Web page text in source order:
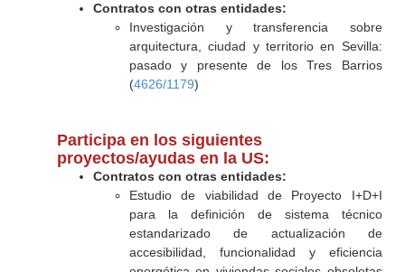
Contratos con otras entidades:
Investigación y transferencia sobre
arquitectura, ciudad y territorio en Sevilla:
pasado y presente de los Tres Barrios
(4626/1179)
Participa en los siguientes
proyectos/ayudas en la US:
Contratos con otras entidades:
Estudio de viabilidad de Proyecto I+D+I
para la definición de sistema técnico
estandarizado de actualización de
accesibilidad, funcionalidad y eficiencia